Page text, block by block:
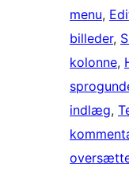
menu,
billeder,
kolonne,
indlæg,